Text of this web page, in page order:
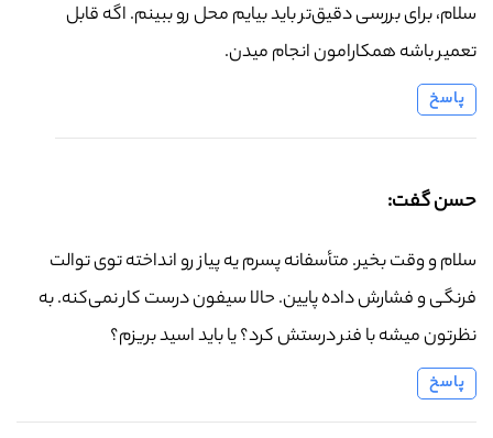
سلام، برای بررسی دقیق‌تر باید بیایم محل رو ببینم. اگه قابل
تعمیر باشه همکارامون انجام میدن.
پاسخ
حسن گفت:
سلام و وقت بخیر. متأسفانه پسرم یه پیاز رو انداخته توی توالت
فرنگی و فشارش داده پایین. حالا سیفون درست کار نمی‌کنه. به
نظرتون میشه با فنر درستش کرد؟ یا باید اسید بریزم؟
پاسخ